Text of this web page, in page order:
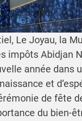
Le Joyau, la
impôts Abidjan
année dans
et
de fête
du bien-